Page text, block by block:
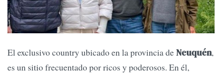
El exclusivo country ubicado en la provincia deNeuquén,
es un sitio frecuentado por ricos y poderosos. En él,